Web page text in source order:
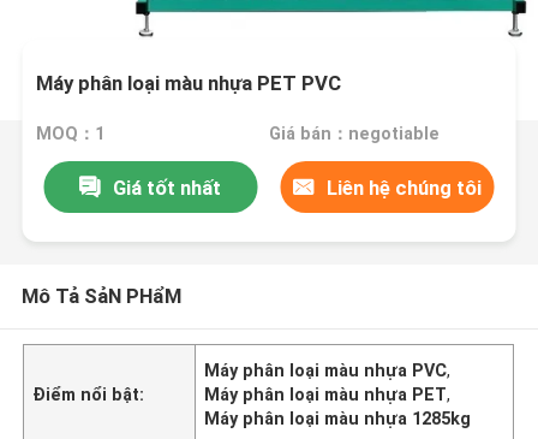
Máy phân loại màu nhựa PET PVC
MOQ：1 Giá bán：negotiable
Giá tốt nhất Liên hệ chúng tôi
Mô Tả SảN PHẩM
Điểm nổi bật:
Máy phân loại màu nhựa PVC,
Máy phân loại màu nhựa PET,
Máy phân loại màu nhựa 1285kg